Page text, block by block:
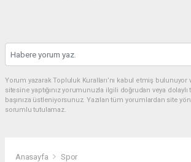
Yorum yazarak Topluluk Kuralları’nı kabul etmiş
sitesine yaptığınız yorumunuzla ilgili doğrudan veya
başınıza üstleniyorsunuz. Yazılan tüm yorumlardan site
sorumlu tutulamaz.
Anasayfa Spor